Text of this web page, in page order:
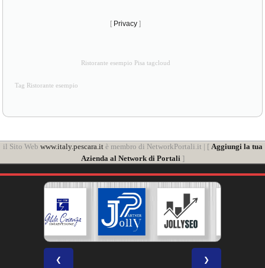
[ Privacy ]
Ristorante esempio Pisa tagcloud
Tag Ristorante esempio
il Sito Web www.italy.pescara.itè membro di NetworkPortali.it | [ Aggiungi la tua
Azienda al Network di Portali]
❮ ❯